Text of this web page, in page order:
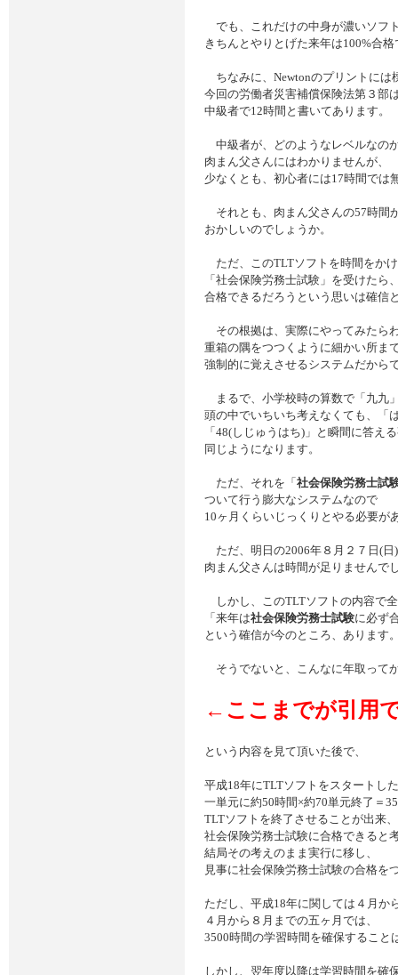
でも、これだけの中身が濃いソフ
きちんとやりとげた来年は100%合
ちなみに、Newtonのプリントには
今回の労働者災害補償保険法第３部
中級者で12時間と書いてあります。
中級者が、どのようなレベルなの
肉まん父さんにはわかりませんが、
少なくとも、初心者には17時間では
それとも、肉まん父さんの57時間
おかしいのでしょうか。
ただ、このTLTソフトを時間をか
「社会保険労務士試験」を受けたら
合格できるだろうという思いは確信
その根拠は、実際にやってみたら
重箱の隅をつつくように細かい所ま
強制的に覚えさせるシステムだから
まるで、小学校時の算数で「九九
頭の中でいちいち考えなくても、「
「48(しじゅうはち)」と瞬間に答え
同じようになります。
ただ、それを「 社会保険労務士試
ついて行う膨大なシステムなので
10ヶ月くらいじっくりとやる必要が
ただ、明日の2006年８月２７日(日
肉まん父さんは時間が足りませんで
しかし、このTLTソフトの内容で
「来年は社会保険労務士試験に必ず
という確信が今のところ、あります
そうでないと、こんなに年取って
←ここまでが引用
という内容を見て頂いた後で、
平成18年にTLTソフトをスタートし
一単元に約50時間×約70単元終了＝
TLTソフトを終了させることが出来
社会保険労務士試験に合格できると
結局その考えのまま実行に移し、
見事に社会保険労務士試験の合格を
ただし、平成18年に関しては４月か
４月から８月までの五ヶ月では、
3500時間の学習時間を確保すること
しかし、翌年度以降は学習時間を確